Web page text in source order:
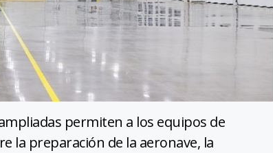
permiten a los equipos de
la preparación de la aeronave, la